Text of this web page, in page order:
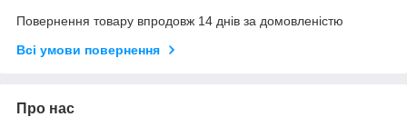
Повернення товару впродовж 14 днів за домовленістю
Всі умови повернення
Про нас